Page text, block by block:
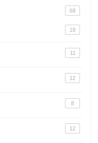
68
18
11
12
8
12